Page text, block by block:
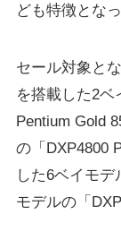
ども特徴とな
セール対象と
を搭載した2ベ
Pentium Gold
の「DXP4800
した6ベイモデ
モデルの「